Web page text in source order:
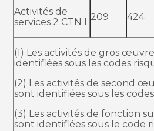
Activités de
services 2 CTN I 209 424
(1) Les activités de gros
identifiées sous les codes
(2) Les activités de second
sont identifiées sous les codes
(3) Les activités de fonction
sont identifiées sous le code